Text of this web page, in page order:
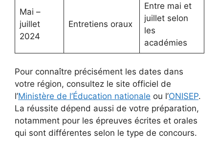
Mai –
juillet
2024
Entretiens oraux
Entre mai et
juillet selon
les
académies
Pour connaître précisément les dates dans
votre région, consultez le site officiel de
l’Ministère de l’Éducation nationale ou l’ONISEP.
La réussite dépend aussi de votre préparation,
notamment pour les épreuves écrites et orales
qui sont différentes selon le type de concours.